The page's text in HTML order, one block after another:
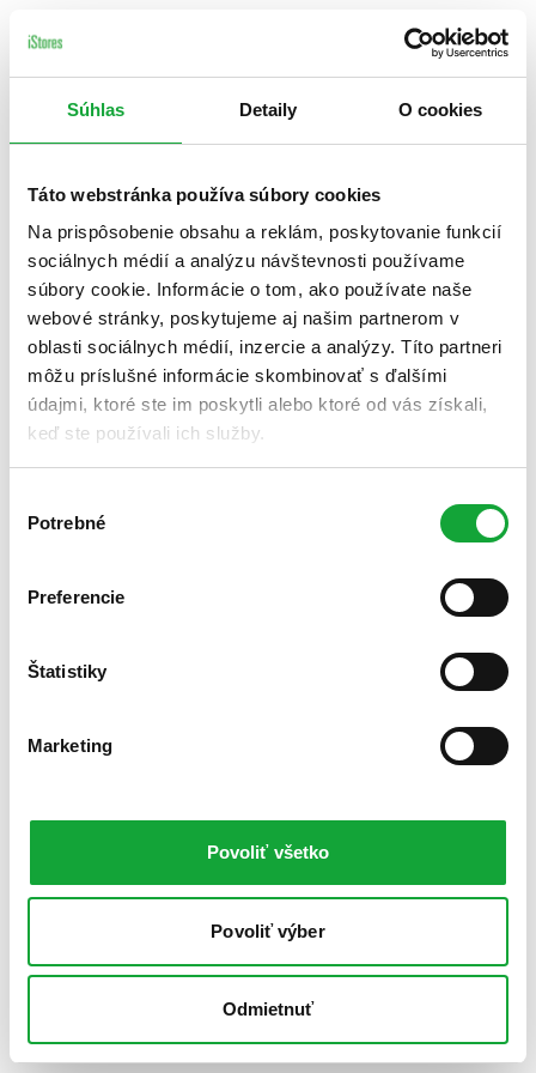
Súhlas Detaily O cookies
Táto webstránka používa súbory cookies
Na prispôsobenie obsahu a reklám, poskytovanie funkcií
sociálnych médií a analýzu návštevnosti používame
súbory cookie. Informácie o tom, ako používate naše
webové stránky, poskytujeme aj našim partnerom v
oblasti sociálnych médií, inzercie a analýzy. Títo partneri
môžu príslušné informácie skombinovať s ďalšími
údajmi, ktoré ste im poskytli alebo ktoré od vás získali,
keď ste používali ich služby.
súhlasu
Potrebné
Preferencie
Štatistiky
Marketing
Povoliť všetko
Povoliť výber
Odmietnuť